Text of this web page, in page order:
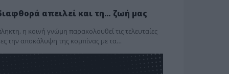
απειλεί και τη… ζωή μας
η κοινή γνώμη παρακολουθεί τις τελευταίες
την αποκάλυψη της κο­μπίνας με τα…